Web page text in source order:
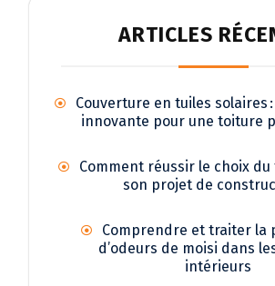
ARTICLES
Couverture en tuiles solaires
innovante pour une toiture
Comment réussir le choix
son projet de
Comprendre et traiter la
d’odeurs de moisi dans
intérieurs